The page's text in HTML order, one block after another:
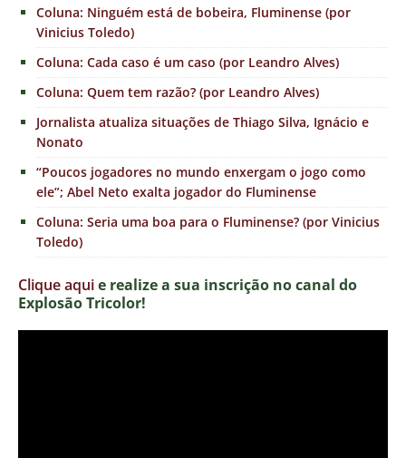
Coluna: Ninguém está de bobeira, Fluminense (por
Vinicius Toledo)
Coluna: Cada caso é um caso (por Leandro Alves)
Coluna: Quem tem razão? (por Leandro Alves)
Jornalista atualiza situações de Thiago Silva, Ignácio e
Nonato
“Poucos jogadores no mundo enxergam o jogo como
ele”; Abel Neto exalta jogador do Fluminense
Coluna: Seria uma boa para o Fluminense? (por Vinicius
Toledo)
Clique aquie realize a sua inscrição no canal do
Explosão Tricolor!